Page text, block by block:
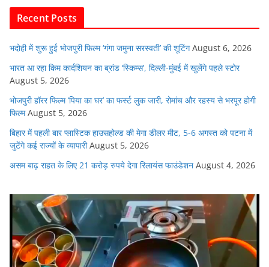
o
o
k
p
Recent Posts
भदोही में शुरू हुई भोजपुरी फिल्म ‘गंगा जमुना सरस्वती’ की शूटिंग August 6, 2026
भारत आ रहा किम कार्दशियन का ब्रांड ‘स्किम्स’, दिल्ली-मुंबई में खुलेंगे पहले स्टोर
August 5, 2026
भोजपुरी हॉरर फिल्म ‘पिया का घर’ का फर्स्ट लुक जारी, रोमांच और रहस्य से भरपूर होगी
फिल्म August 5, 2026
बिहार में पहली बार प्लास्टिक हाउसहोल्ड की मेगा डीलर मीट, 5-6 अगस्त को पटना में
जुटेंगे कई राज्यों के व्यापारी August 5, 2026
असम बाढ़ राहत के लिए 21 करोड़ रुपये देगा रिलायंस फाउंडेशन August 4, 2026